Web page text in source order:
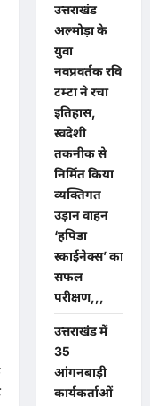
Messenger
उत्तराखंड
अल्मोड़ा के
युवा
नवप्रवर्तक रवि
टम्टा ने रचा
इतिहास,
स्वदेशी
तकनीक से
निर्मित किया
व्यक्तिगत
उड़ान वाहन
‘हपिडा
स्काईनेक्स’ का
सफल
परीक्षण,,,
उत्तराखंड में
35
आंगनबाड़ी
कार्यकर्ताओं